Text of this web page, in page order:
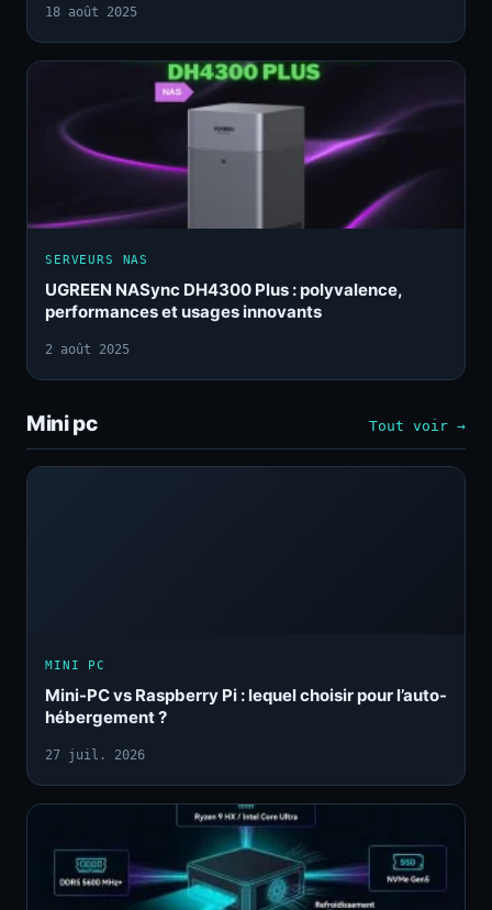
18 août 2025
SERVEURS NAS
UGREEN NASync DH4300 Plus : polyvalence,
performances et usages innovants
2 août 2025
Mini pc Tout voir →
MINI PC
Mini-PC vs Raspberry Pi : lequel choisir pour l’auto-
hébergement ?
27 juil. 2026